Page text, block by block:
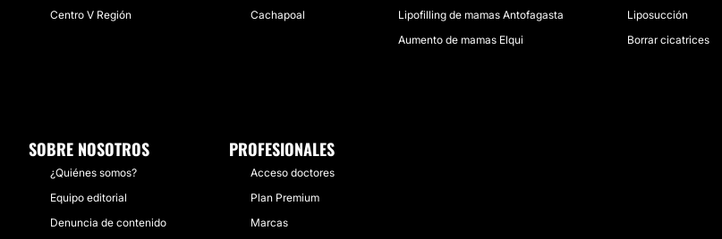
Centro V Región
Cachapoal
Lipofilling de mamas Antofagasta
Aumento de mamas Elqui
Liposucción
Borrar cicatrices
SOBRE NOSOTROS
¿Quiénes somos?
Equipo editorial
Denuncia de contenido
PROFESIONALES
Acceso doctores
Plan Premium
Marcas